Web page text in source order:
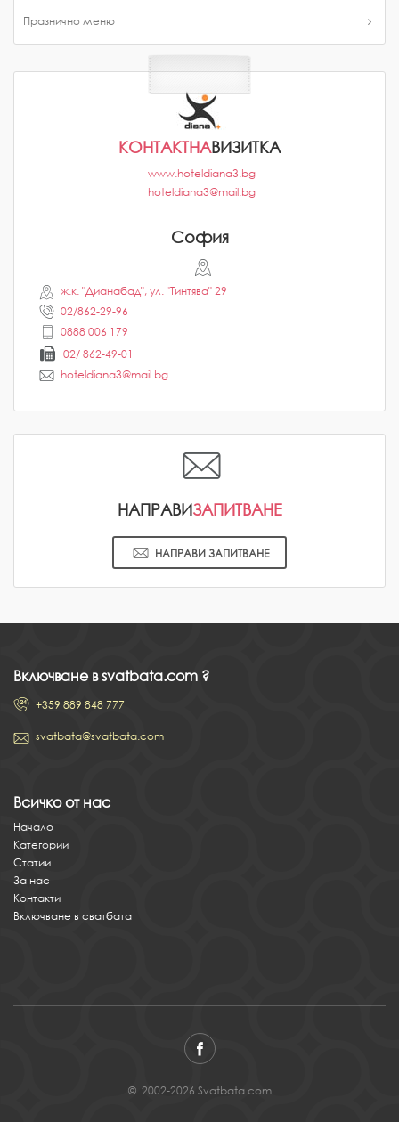
Празнично меню
КОНТАКТНАВИЗИТКА
www.hoteldiana3.bg
hoteldiana3@mail.bg
София
ж.к. "Дианабад", ул. "Тинтява" 29
02/862-29-96
0888 006 179
02/ 862-49-01
hoteldiana3@mail.bg
НАПРАВИЗАПИТВАНЕ
НАПРАВИ ЗАПИТВАНЕ
Включване в svatbata.com ?
+359 889 848 777
svatbata@svatbata.com
Всичко от нас
Начало
Категории
Статии
За нас
Контакти
Включване в сватбата
© 2002-2026 Svatbata.com